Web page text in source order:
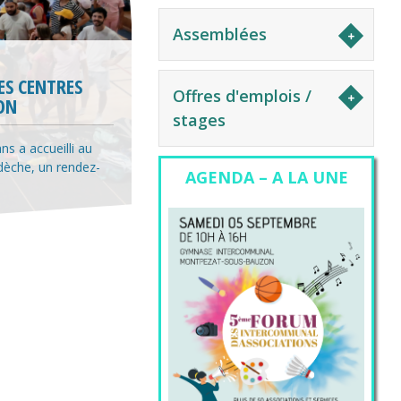
CENTRES
a accueilli au
un rendez-
!
des
des Estivales
MIEUX
sur
la
Assemblées
Offres d'emplois /
stages
AGENDA – A LA UNE